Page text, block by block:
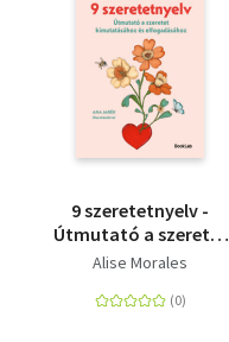
9 szeretetnyelv -
Útmutató a szeretet
kimutatásához és
Alise Morales